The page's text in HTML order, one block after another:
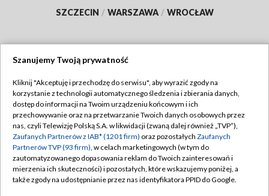
SZCZECIN / WARSZAWA / WROCŁAW
TVP
Abonament TVP
Emisja w TVP
Centrum informacji TVP
Naziemna Telewizja Cyfrowa
Regulamin TVP
Polityka prywatności
Moje zgody
Pomoc
Szanujemy Twoją prywatność
Kliknij "Akceptuję i przechodzę do serwisu", aby wyrazić zgody na
korzystanie z technologii automatycznego śledzenia i zbierania danych,
dostęp do informacji na Twoim urządzeniu końcowym i ich
przechowywanie oraz na przetwarzanie Twoich danych osobowych przez
nas, czyli Telewizję Polską S.A. w likwidacji (zwaną dalej również „TVP”),
Zaufanych Partnerów z IAB* (1201 firm) oraz pozostałych Zaufanych
Partnerów TVP (93 firm), w celach marketingowych (w tym do
zautomatyzowanego dopasowania reklam do Twoich zainteresowań i
mierzenia ich skuteczności) i pozostałych, które wskazujemy poniżej, a
także zgody na udostępnianie przez nas identyfikatora PPID do Google.